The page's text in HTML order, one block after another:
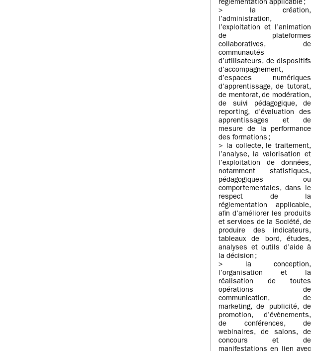
réglementation applicable ;
> la création,
l’administration,
l’exploitation et l’animation
de plateformes
collaboratives, de
communautés
d’utilisateurs, de dispositifs
d’accompagnement,
d’espaces numériques
d’apprentissage, de tutorat,
de mentorat, de modération,
de suivi pédagogique, de
reporting, d’évaluation des
apprentissages et de
mesure de la performance
des formations ;
> la collecte, le traitement,
l’analyse, la valorisation et
l’exploitation de données,
notamment statistiques,
pédagogiques ou
comportementales, dans le
respect de la
réglementation applicable,
afin d’améliorer les produits
et services de la Société, de
produire des indicateurs,
tableaux de bord, études,
analyses et outils d’aide à
la décision ;
> la conception,
l’organisation et la
réalisation de toutes
opérations de
communication, de
marketing, de publicité, de
promotion, d’évènements,
de conférences, de
webinaires, de salons, de
concours et de